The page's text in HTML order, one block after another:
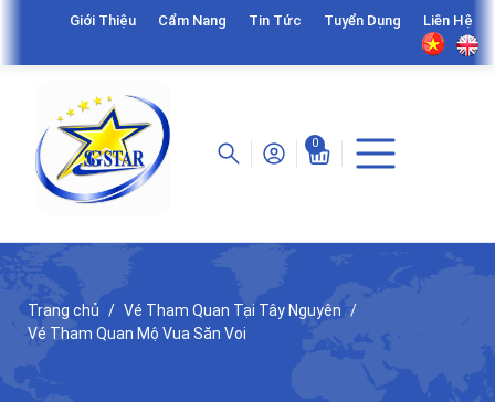
Giới Thiệu Cẩm Nang Tin Tức Tuyển Dụng Liên Hệ
0
Trang chủ
Vé Tham Quan Tại Tây Nguyên
Vé Tham Quan Mộ Vua Săn Voi